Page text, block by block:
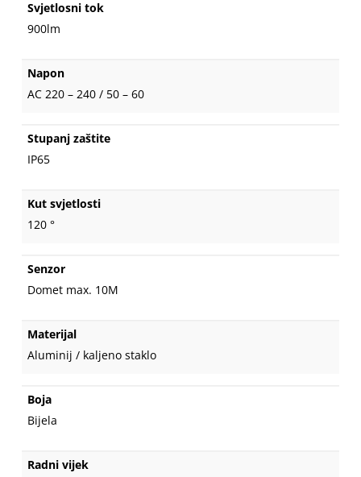
Svjetlosni tok
900lm
Napon
AC 220 – 240 / 50 – 60
Stupanj zaštite
IP65
Kut svjetlosti
120 °
Senzor
Domet max. 10M
Materijal
Aluminij / kaljeno staklo
Boja
Bijela
Radni vijek